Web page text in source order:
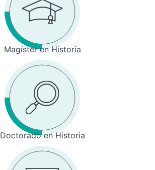
Magíster en Historia
Doctorado en Historia